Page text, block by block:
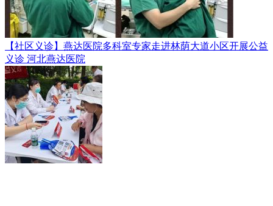
【社区义诊】燕达医院多科室专家走进林荫大道小区开展公益
义诊 河北燕达医院